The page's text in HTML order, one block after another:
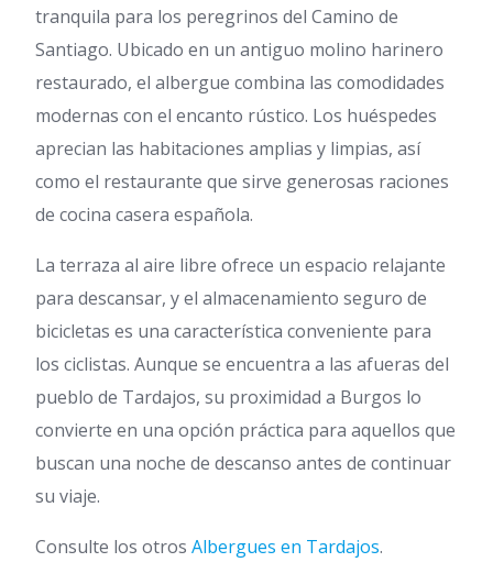
tranquila para los peregrinos del Camino de
Santiago. Ubicado en un antiguo molino harinero
restaurado, el albergue combina las comodidades
modernas con el encanto rústico. Los huéspedes
aprecian las habitaciones amplias y limpias, así
como el restaurante que sirve generosas raciones
de cocina casera española.
La terraza al aire libre ofrece un espacio relajante
para descansar, y el almacenamiento seguro de
bicicletas es una característica conveniente para
los ciclistas. Aunque se encuentra a las afueras del
pueblo de Tardajos, su proximidad a Burgos lo
convierte en una opción práctica para aquellos que
buscan una noche de descanso antes de continuar
su viaje.
Consulte los otros Albergues en Tardajos.